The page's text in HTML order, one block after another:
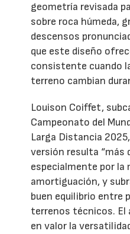
geometría revisada
sobre roca húmeda,
descensos
que este diseño
consistente cuando
terreno cambian
Louison Coiffet,
Campeonato del
Larga Distancia
versión resulta “más
especialmente por la
amortiguación, y
buen equilibrio entre
terrenos técnicos.
en valor la